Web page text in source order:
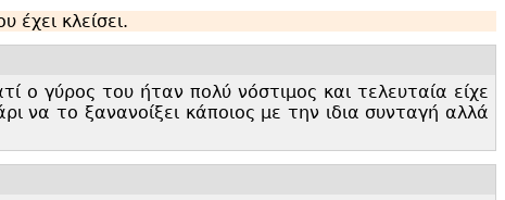
κλείσει.
ο γύρος του ήταν πολύ νόστιμος και τελευταία είχε
να το ξανανοίξει κάποιος με την ιδια συνταγή αλλά